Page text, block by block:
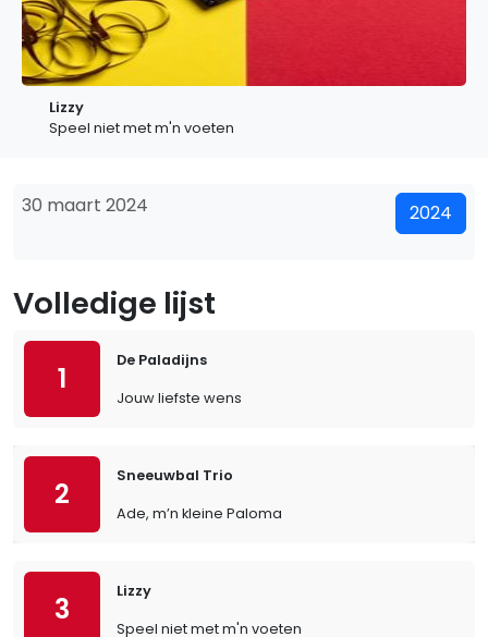
Lizzy
Speel niet met m'n voeten
30 maart 2024 2024
Volledige lijst
1
De Paladijns
Jouw liefste wens
2
Sneeuwbal Trio
Ade, m’n kleine Paloma
3
Lizzy
Speel niet met m'n voeten